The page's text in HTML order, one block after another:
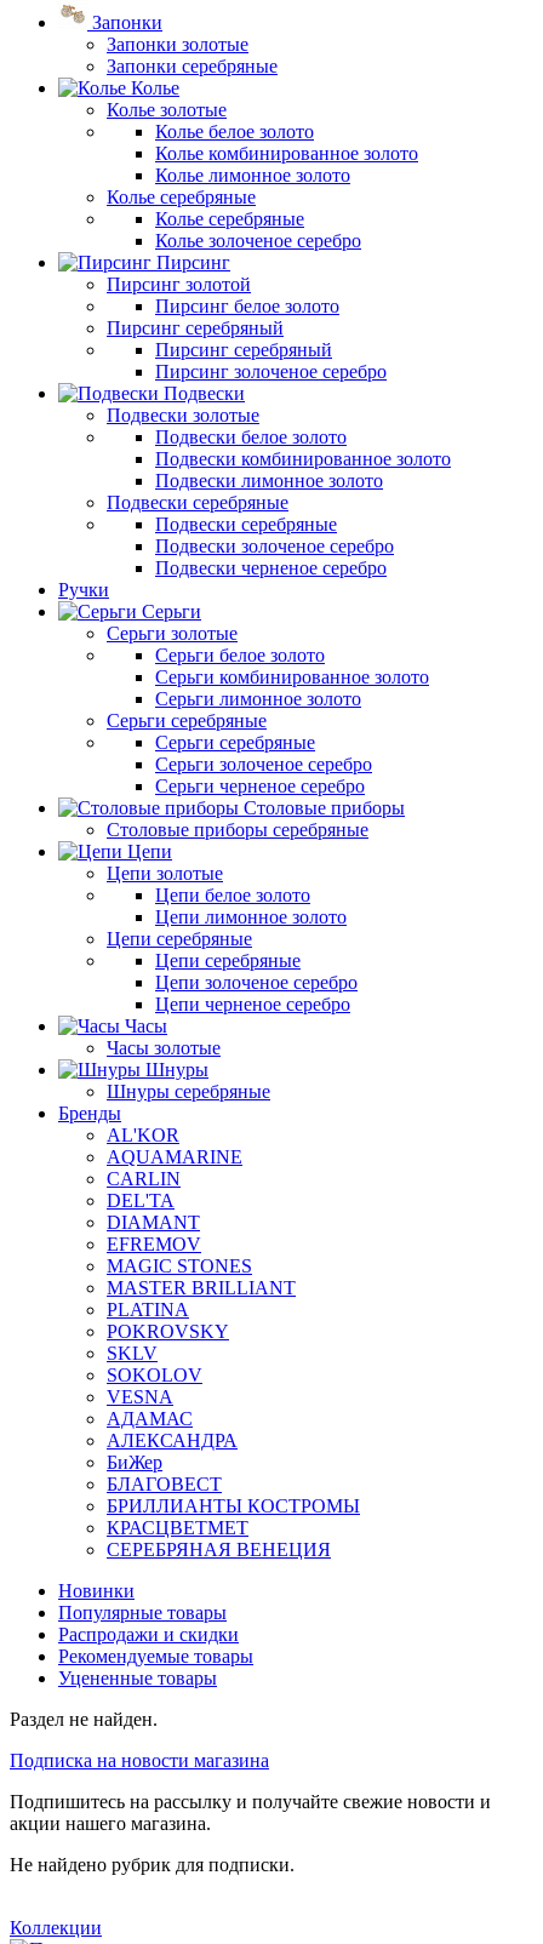
Запонки
Запонки золотые
Запонки серебряные
Колье
Колье золотые
Колье белое золото
Колье комбинированное золото
Колье лимонное золото
Колье серебряные
Колье серебряные
Колье золоченое серебро
Пирсинг
Пирсинг золотой
Пирсинг белое золото
Пирсинг серебряный
Пирсинг серебряный
Пирсинг золоченое серебро
Подвески
Подвески золотые
Подвески белое золото
Подвески комбинированное золото
Подвески лимонное золото
Подвески серебряные
Подвески серебряные
Подвески золоченое серебро
Подвески черненое серебро
Ручки
Серьги
Серьги золотые
Серьги белое золото
Серьги комбинированное золото
Серьги лимонное золото
Серьги серебряные
Серьги серебряные
Серьги золоченое серебро
Серьги черненое серебро
Столовые приборы
Столовые приборы серебряные
Цепи
Цепи золотые
Цепи белое золото
Цепи лимонное золото
Цепи серебряные
Цепи серебряные
Цепи золоченое серебро
Цепи черненое серебро
Часы
Часы золотые
Шнуры
Шнуры серебряные
Бренды
AL'KOR
AQUAMARINE
CARLIN
DEL'TA
DIAMANT
EFREMOV
MAGIC STONES
MASTER BRILLIANT
PLATINA
POKROVSKY
SKLV
SOKOLOV
VESNA
АДАМАС
АЛЕКСАНДРА
БиЖер
БЛАГОВЕСТ
БРИЛЛИАНТЫ КОСТРОМЫ
КРАСЦВЕТМЕТ
СЕРЕБРЯНАЯ ВЕНЕЦИЯ
Новинки
Популярные товары
Распродажи и скидки
Рекомендуемые товары
Уцененные товары
Раздел не найден.
Подписка на новости магазина
Подпишитесь на рассылку и получайте свежие новости и
акции нашего магазина.
Не найдено рубрик для подписки.
Коллекции